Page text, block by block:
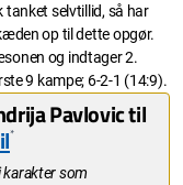
tanket selvtillid, så har
op til dette opgør.
og indtager 2.
9 kampe; 6-2-1 (14:9).
Pavlovic til
*
karakter som